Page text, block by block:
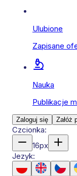
Ulubione
Zapisane
Nauka
Publikacje
Zaloguj się Załóż
Czcionka:
16px
Jezyk: